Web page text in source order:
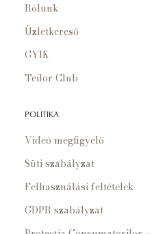
Rólunk
Üzletkereső
GYIK
Teilor Club
POLITIKA
Videó megfigyelő
Süti szabályzat
Felhasználási feltételek
GDPR szabályzat